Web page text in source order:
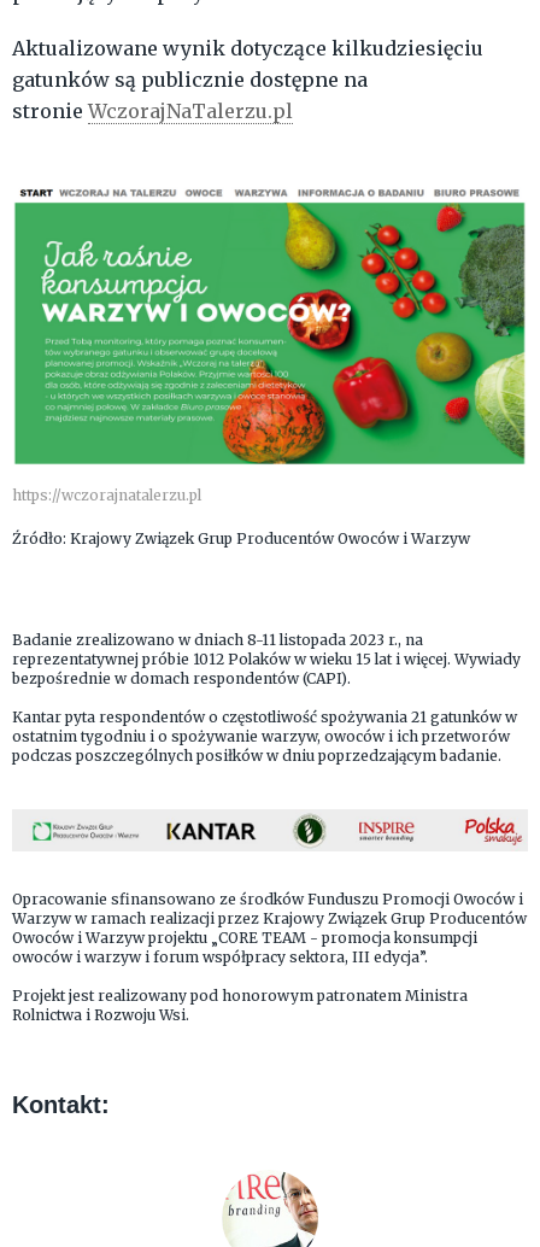
Aktualizowane wynik dotyczące kilkudziesięciu
gatunków są publicznie dostępne na
stronieWczorajNaTalerzu.pl
https://wczorajnatalerzu.pl
Źródło: Krajowy Związek Grup Producentów Owoców i Warzyw
Badanie zrealizowano w dniach 8-11 listopada 2023 r., na
reprezentatywnej próbie 1012 Polaków w wieku 15 lat i więcej. Wywiady
bezpośrednie w domach respondentów (CAPI).
Kantar pyta respondentów o częstotliwość spożywania 21 gatunków w
ostatnim tygodniu i o spożywanie warzyw, owoców i ich przetworów
podczas poszczególnych posiłków w dniu poprzedzającym badanie.
Opracowanie sfinansowano ze środków Funduszu Promocji Owoców i
Warzyw w ramach realizacji przez Krajowy Związek Grup Producentów
Owoców i Warzyw projektu „CORE TEAM - promocja konsumpcji
owoców i warzyw i forum współpracy sektora, III edycja”.
Projekt jest realizowany pod honorowym patronatem Ministra
Rolnictwa i Rozwoju Wsi.
Kontakt: